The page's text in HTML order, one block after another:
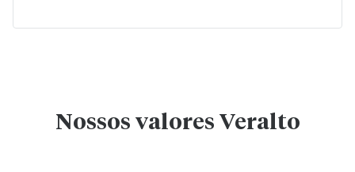
Nossos valores Veralto